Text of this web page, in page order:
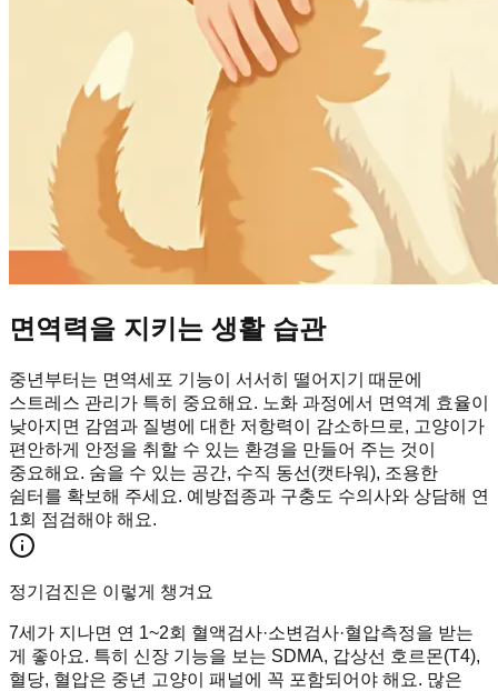
면역력을 지키는 생활 습관
중년부터는 면역세포 기능이 서서히 떨어지기 때문에
스트레스 관리가 특히 중요해요. 노화 과정에서 면역계 효율이
낮아지면 감염과 질병에 대한 저항력이 감소하므로, 고양이가
편안하게 안정을 취할 수 있는 환경을 만들어 주는 것이
중요해요. 숨을 수 있는 공간, 수직 동선(캣타워), 조용한
쉼터를 확보해 주세요. 예방접종과 구충도 수의사와 상담해 연
1회 점검해야 해요.
정기검진은 이렇게 챙겨요
7세가 지나면 연 1~2회 혈액검사·소변검사·혈압측정을 받는
게 좋아요. 특히 신장 기능을 보는 SDMA, 갑상선 호르몬(T4),
혈당, 혈압은 중년 고양이 패널에 꼭 포함되어야 해요. 많은